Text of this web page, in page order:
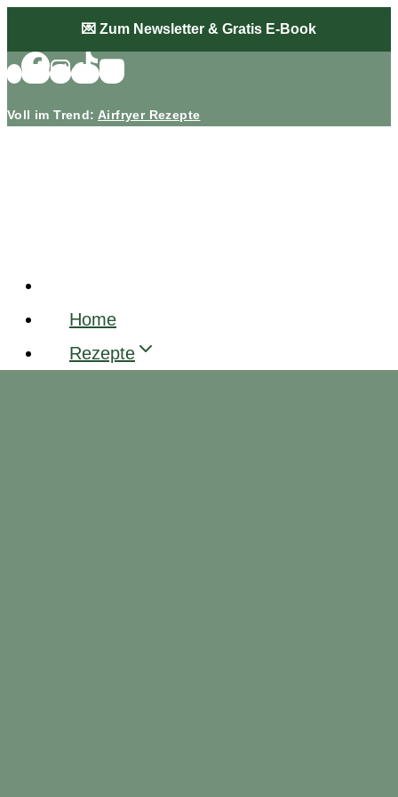
Inhalt
💌 Zum Newsletter & Gratis E-Book
Voll im Trend: Airfryer Rezepte
Home
Rezepte